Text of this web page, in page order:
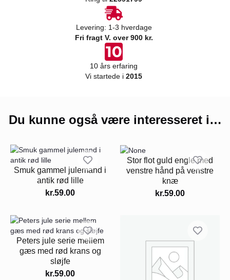
Levering: 1-3 hverdage
Fri fragt V. over 900 kr.
10 års erfaring
Vi startede i 2015
Du kunne også være interesseret i…
Smuk gammel julemand i
antik rød lille
kr.59.00
Stor flot guld engle med
venstre hånd på venstre
knæ
kr.59.00
Peters jule serie mellem
gæs med rød krans og
sløjfe
kr.59.00